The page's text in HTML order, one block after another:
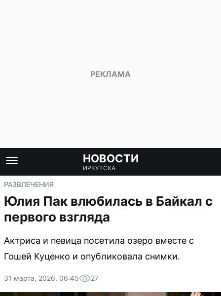
НОВОСТИ
ИРКУТСКА
РАЗВЛЕЧЕНИЯ
Юлия Пак влюбилась в Байкал с
первого взгляда
Актриса и певица посетила озеро вместе с
Гошей Куценко и опубликовала снимки.
31 марта, 2026, 06:45 27